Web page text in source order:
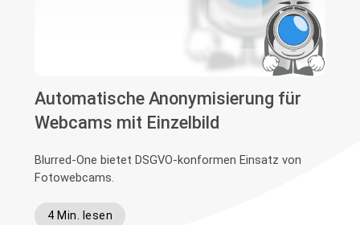
Automatische Anonymisierung für
Webcams mit Einzelbild
Blurred-One bietet DSGVO-konformen Einsatz von
Fotowebcams.
4 Min. lesen